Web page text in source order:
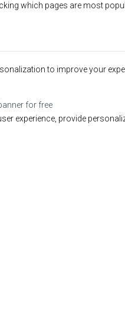
which pages are most
to improve your
for free
experience, provide